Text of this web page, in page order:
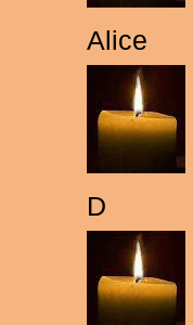
Alice
D